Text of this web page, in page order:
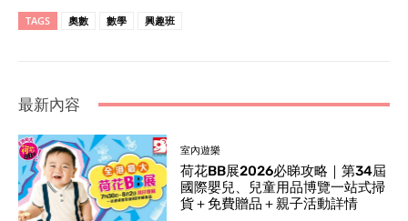
TAGS 奧數 數學 興趣班
最新內容
室內遊樂
荷花BB展2026必睇攻略｜第34屆
國際嬰兒、兒童用品博覽一站式掃
貨＋免費贈品＋親子活動詳情